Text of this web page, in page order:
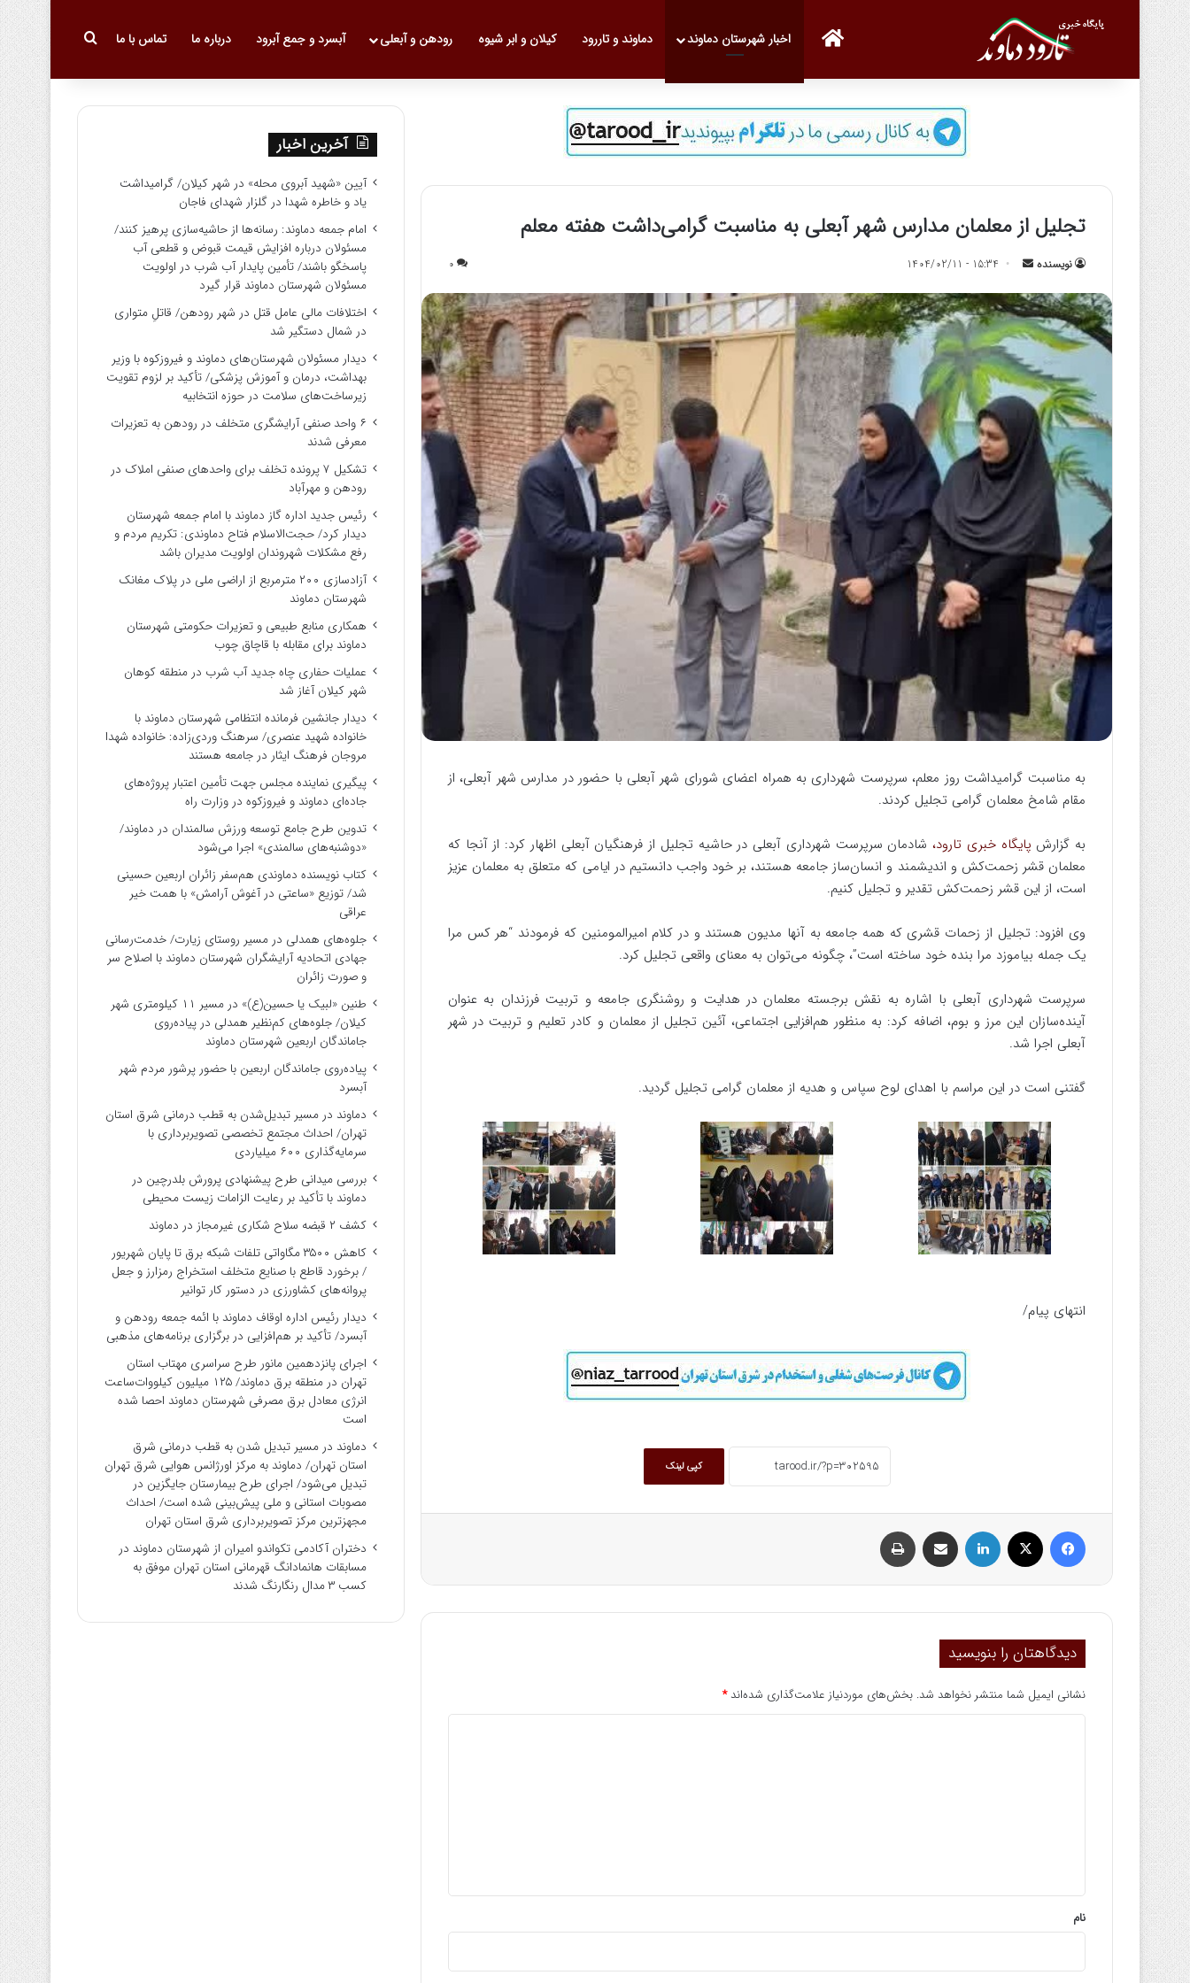
صفحه نخست
اخبار شهرستان دماوند دماوند و تاررود کیلان و ابر شیوه رودهن و آبعلی آبسرد و جمع آبرود درباره ما تماس با ما جستجو برای
️تجلیل از معلمان مدارس شهر آبعلی به‌ مناسبت گرامی‌داشت هفته معلم
نویسنده
س
ا
ب
ه
م
ی
ل
15:34 - 1404/02/11
0
️به‌ مناسبت گرامیداشت روز معلم، سرپرست شهرداری به همراه اعضای شورای شهر آبعلی با حضور در مدارس شهر آبعلی، از
مقام شامخ معلمان گرامی تجلیل کردند.
️به گزارش پایگاه خبری تارود، شادمان سرپرست شهرداری آبعلی در حاشیه تجلیل از فرهنگیان آبعلی اظهار کرد: از آنجا که
معلمان قشر زحمت‌کش و اندیشمند و انسان‌ساز جامعه هستند، بر خود واجب دانستیم در ایامی که متعلق به معلمان عزیز
است، از این قشر زحمت‌کش تقدیر و تجلیل کنیم.
️وی افزود: تجلیل از زحمات قشری که همه جامعه به آنها مدیون هستند و در کلام امیرالمومنین که فرمودند “هر کس مرا
یک جمله بیاموزد مرا بنده خود ساخته است”، چگونه می‌توان به معنای واقعی تجلیل کرد.
️سرپرست شهرداری آبعلی با اشاره به نقش برجسته معلمان در هدایت و روشنگری جامعه و تربیت فرزندان به عنوان
آینده‌سازان این مرز و بوم، اضافه کرد: به‌ منظور هم‌افزایی اجتماعی، آئین تجلیل از معلمان و کادر تعلیم و تربیت در شهر
آبعلی اجرا شد.
️گفتنی است در این مراسم با اهدای لوح سپاس و هدیه از معلمان گرامی تجلیل گردید.
انتهای پیام/
کپی لینک
ایکس
دیدگاهتان را بنویسید
نشانی ایمیل شما منتشر نخواهد شد. بخش‌های موردنیاز علامت‌گذاری شده‌اند*
نام
آخرین اخبار
آیین «شهید آبروی محله» در شهر کیلان/ گرامیداشت
یاد و خاطره شهدا در گلزار شهدای فاجان
امام جمعه دماوند: رسانه‌ها از حاشیه‌سازی پرهیز کنند/
مسئولان درباره افزایش قیمت قبوض و قطعی آب
پاسخگو باشند/ تأمین پایدار آب شرب در اولویت
مسئولان شهرستان دماوند قرار گیرد
اختلافات مالی عامل قتل در شهر رودهن/ قاتلِ متواری
در شمال دستگیر شد
دیدار مسئولان شهرستان‌های دماوند و فیروزکوه با وزیر
بهداشت، درمان و آموزش پزشکی/ تأکید بر لزوم تقویت
زیرساخت‌های سلامت در حوزه انتخابیه
۶ واحد صنفی آرایشگری متخلف در رودهن به تعزیرات
معرفی شدند
تشکیل ۷ پرونده تخلف برای واحدهای صنفی املاک در
رودهن و مهرآباد
رئیس جدید اداره گاز دماوند با امام جمعه شهرستان
دیدار کرد/ حجت‌الاسلام فتاح دماوندی: تکریم مردم و
رفع مشکلات شهروندان اولویت مدیران باشد
آزادسازی ۲۰۰ مترمربع از اراضی ملی در پلاک مغانک
شهرستان دماوند
همکاری منابع طبیعی و تعزیرات حکومتی شهرستان
دماوند برای مقابله با قاچاق چوب
عملیات حفاری چاه جدید آب شرب در منطقه کوهان
شهر کیلان آغاز شد
دیدار جانشین فرمانده انتظامی شهرستان دماوند با
خانواده شهید عنصری/ سرهنگ وردی‌زاده: خانواده شهدا
مروجان فرهنگ ایثار در جامعه هستند
پیگیری نماینده مجلس جهت تأمین اعتبار پروژه‌های
جاده‌ای دماوند و فیروزکوه در وزارت راه
تدوین طرح جامع توسعه ورزش سالمندان در دماوند/
«دوشنبه‌های سالمندی» اجرا می‌شود
کتاب نویسنده دماوندی هم‌سفر زائران اربعین حسینی
شد/ توزیع «ساعتی در آغوش آرامش» با همت خیر
عراقی
جلوه‌های همدلی در مسیر روستای زیارت/ خدمت‌رسانی
جهادی اتحادیه آرایشگران شهرستان دماوند با اصلاح سر
و صورت زائران
طنین «لبیک یا حسین(ع)» در مسیر ۱۱ کیلومتری شهر
کیلان/ جلوه‌های کم‌نظیر همدلی در پیاده‌روی
جاماندگان اربعین شهرستان دماوند
پیاده‌روی جاماندگان اربعین با حضور پرشور مردم شهر
آبسرد
دماوند در مسیر تبدیل‌شدن به قطب درمانی شرق استان
تهران/ احداث مجتمع تخصصی تصویربرداری با
سرمایه‌گذاری ۶۰۰ میلیاردی
بررسی میدانی طرح پیشنهادی پرورش بلدرچین در
دماوند با تأکید بر رعایت الزامات زیست ‌محیطی
کشف ۲ قبضه سلاح شکاری غیرمجاز در دماوند
کاهش ۳۵۰۰ مگاواتی تلفات شبکه برق تا پایان شهریور
/ برخورد قاطع با صنایع متخلف استخراج رمزارز و جعل
پروانه‌های کشاورزی در دستور کار توانیر
دیدار رئیس اداره اوقاف دماوند با ائمه جمعه رودهن و
آبسرد/ تأکید بر هم‌افزایی در برگزاری برنامه‌های مذهبی
اجرای پانزدهمین مانور طرح سراسری مهتاب استان
تهران در منطقه برق دماوند/ ۱۲۵ میلیون کیلووات‌ساعت
انرژی معادل برق مصرفی شهرستان دماوند احصا شده
است
دماوند در مسیر تبدیل شدن به قطب درمانی شرق
استان تهران/ دماوند به مرکز اورژانس هوایی شرق تهران
تبدیل می‌شود/ اجرای طرح بیمارستان جایگزین در
مصوبات استانی و ملی پیش‌بینی شده است/ احداث
مجهزترین مرکز تصویربرداری شرق استان تهران
دختران آکادمی تکواندو امیران از شهرستان دماوند در
مسابقات هانمادانگ قهرمانی استان تهران موفق به
کسب ۳ مدال رنگارنگ شدند